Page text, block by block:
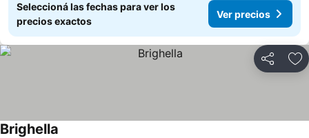
Seleccioná las fechas para ver los
precios exactos
Ver precios
Compartir
Brighella